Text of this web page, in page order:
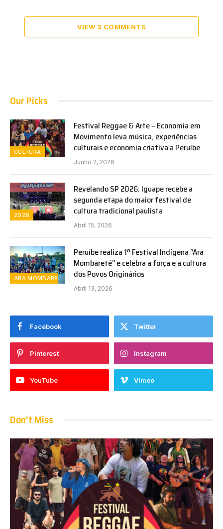
VIEW 3 COMMENTS
Our Picks
CULTURA
Festival Reggae & Arte – Economia em
Movimento leva música, experiências
culturais e economia criativa a Peruíbe
Junho 2, 2026
2026
Revelando SP 2026: Iguape recebe a
segunda etapa do maior festival de
cultura tradicional paulista
Abril 15, 2026
ARA MOMBARETE
Peruíbe realiza 1º Festival Indígena “Ara
Mombareté” e celebra a força e a cultura
dos Povos Originários
Abril 13, 2026
Facebook Twitter
Pinterest Instagram
YouTube Vimeo
Don't Miss